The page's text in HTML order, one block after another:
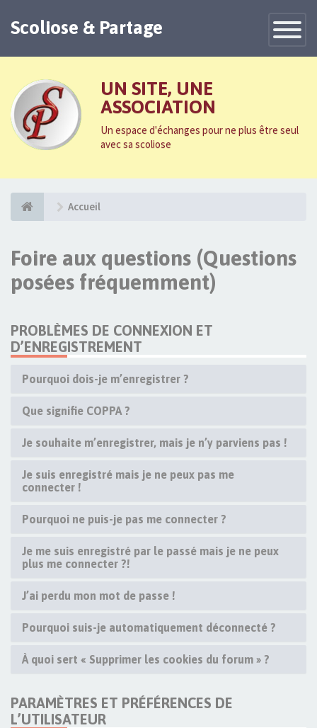
Toggle
Scoliose & Partage
UN SITE, UNE
ASSOCIATION
Un espace d'échanges pour ne plus être seul
avec sa scoliose
Accueil
Foire aux questions (Questions
posées fréquemment)
PROBLÈMES DE CONNEXION ET
D’ENREGISTREMENT
Pourquoi dois-je m’enregistrer ?
Que signifie COPPA ?
Je souhaite m’enregistrer, mais je n’y parviens pas !
Je suis enregistré mais je ne peux pas me
connecter !
Pourquoi ne puis-je pas me connecter ?
Je me suis enregistré par le passé mais je ne peux
plus me connecter ?!
J’ai perdu mon mot de passe !
Pourquoi suis-je automatiquement déconnecté ?
À quoi sert « Supprimer les cookies du forum » ?
PARAMÈTRES ET PRÉFÉRENCES DE
L’UTILISATEUR